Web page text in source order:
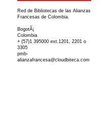
Red de Bibliotecas de las Alianzas
Francesas de Colombia.
BogotÃ¡
Colombia
+ (57)1 395000 ext.1201, 2201 o
3305
pmb-
alianzafrancesa@cloudbiteca.com